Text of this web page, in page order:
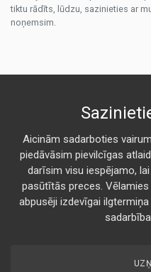
tiktu rādīts, lūdzu, sazinieties ar
noņemsim.
Aicinām sadarboties
piedāvāsim pievilcīgas
darīsim visu iespējamo,
pasūtītās preces.
abpusēji izdevīgai